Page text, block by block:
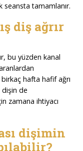
tamamlanır.
diş ağrır
bu yüzden kanal
hafta hafif ağrı
de
zamana ihtiyacı
dişimin